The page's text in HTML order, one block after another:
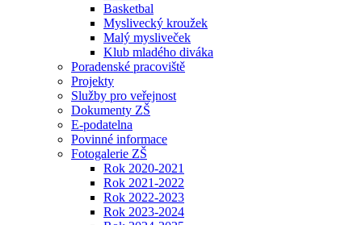
Basketbal
Myslivecký kroužek
Malý mysliveček
Klub mladého diváka
Poradenské pracoviště
Projekty
Služby pro veřejnost
Dokumenty ZŠ
E-podatelna
Povinné informace
Fotogalerie ZŠ
Rok 2020-2021
Rok 2021-2022
Rok 2022-2023
Rok 2023-2024